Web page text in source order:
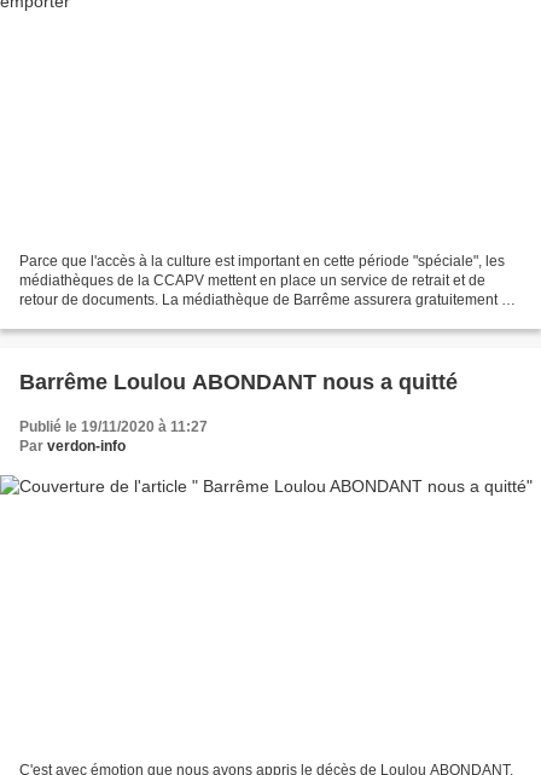
Parce que l'accès à la culture est important en cette période "spéciale", les
médiathèques de la CCAPV mettent en place un service de retrait et de
retour de documents. La médiathèque de Barrême assurera gratuitement à
Barrême Loulou ABONDANT nous a quitté
Publié le 19/11/2020 à 11:27
Par verdon-info
C'est avec émotion que nous avons appris le décès de Loulou ABONDANT,